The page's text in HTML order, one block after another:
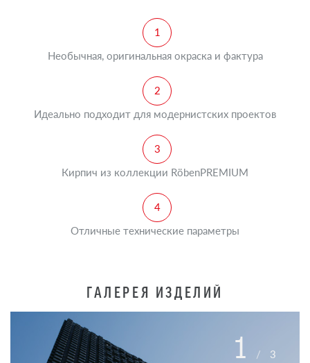
Необычная, оригинальная окраска и фактура
Идеально подходит для модернистских проектов
Кирпич из коллекции RöbenPREMIUM
Отличные технические параметры
ГАЛЕРЕЯ ИЗДЕЛИЙ
1 / 3